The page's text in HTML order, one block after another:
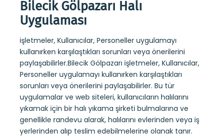
Bilecik Gölpazarı Halı
Uygulaması
işletmeler, Kullanıcılar, Personeller uygulamayı
kullanırken karşılaştıkları sorunları veya önerilerini
paylaşabilirler.Bilecik Gölpazarı işletmeler, Kullanıcılar,
Personeller uygulamayı kullanırken karşılaştıkları
sorunları veya önerilerini paylaşabilirler. Bu tür
uygulamalar ve web siteleri, kullanıcıların halılarını
yıkamak için bir halı yıkama şirketi bulmalarına ve
genellikle randevu alarak, halılarını evlerinden veya iş
yerlerinden alıp teslim edebilmelerine olanak tanır.